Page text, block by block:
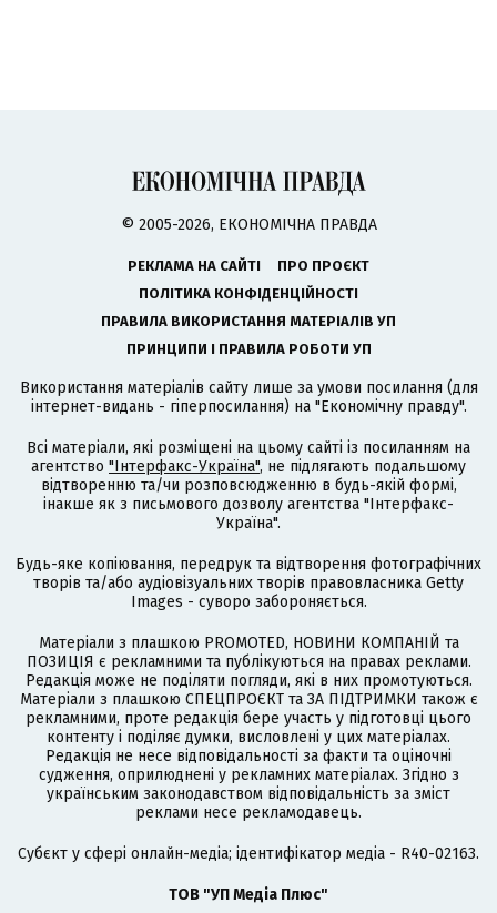
© 2005-2026, ЕКОНОМІЧНА ПРАВДА
РЕКЛАМА НА САЙТІ
ПРО ПРОЄКТ
ПОЛІТИКА КОНФІДЕНЦІЙНОСТІ
ПРАВИЛА ВИКОРИСТАННЯ МАТЕРІАЛІВ УП
ПРИНЦИПИ І ПРАВИЛА РОБОТИ УП
Використання матеріалів сайту лише за умови посилання (для
інтернет-видань - гіперпосилання) на "Економічну правду".
Всі матеріали, які розміщені на цьому сайті із посиланням на
агентство "Інтерфакс-Україна", не підлягають подальшому
відтворенню та/чи розповсюдженню в будь-якій формі,
інакше як з письмового дозволу агентства "Інтерфакс-
Україна".
Будь-яке копіювання, передрук та відтворення фотографічних
творів та/або аудіовізуальних творів правовласника Getty
Images - суворо забороняється.
Матеріали з плашкою PROMOTED, НОВИНИ КОМПАНІЙ та
ПОЗИЦІЯ є рекламними та публікуються на правах реклами.
Редакція може не поділяти погляди, які в них промотуються.
Матеріали з плашкою СПЕЦПРОЄКТ та ЗА ПІДТРИМКИ також є
рекламними, проте редакція бере участь у підготовці цього
контенту і поділяє думки, висловлені у цих матеріалах.
Редакція не несе відповідальності за факти та оціночні
судження, оприлюднені у рекламних матеріалах. Згідно з
українським законодавством відповідальність за зміст
реклами несе рекламодавець.
Cубєкт у сфері онлайн-медіа; ідентифікатор медіа - R40-02163.
ТОВ "УП Медіа Плюс"